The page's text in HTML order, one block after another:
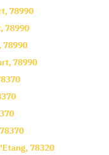
,78990
,78990
,78990
,78990
78370
,78320